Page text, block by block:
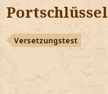
Portschlüssel
Versetzungstest